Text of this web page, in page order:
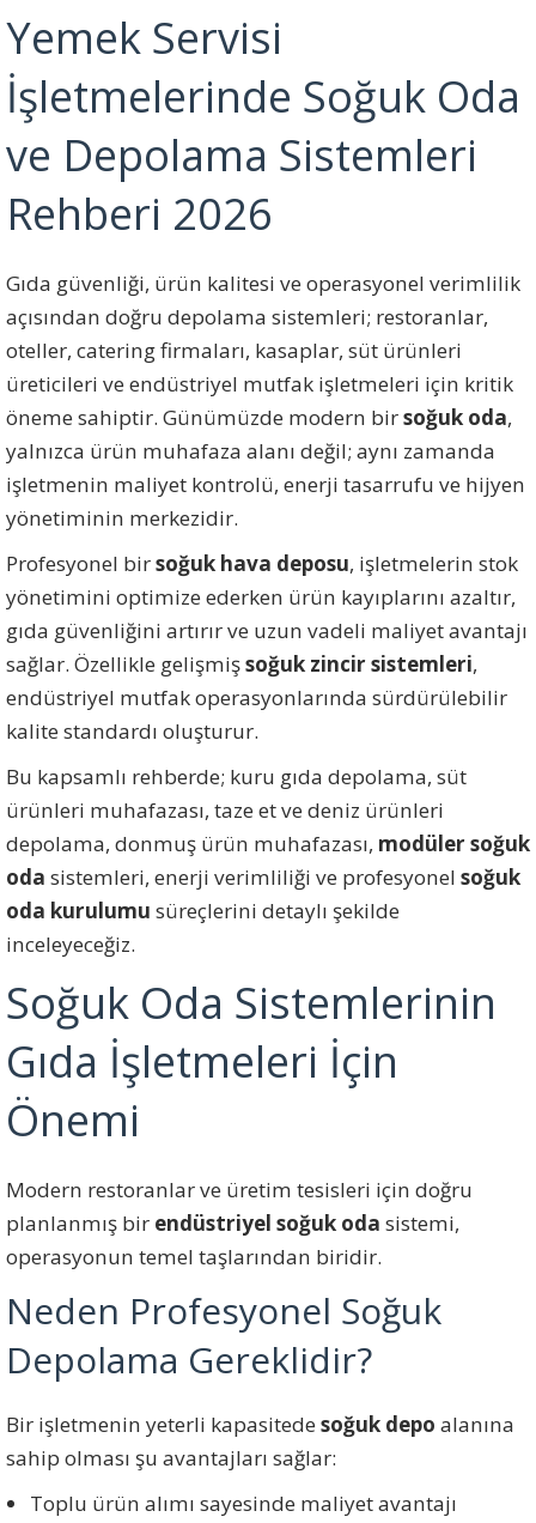
Yemek Servisi
İşletmelerinde Soğuk Oda
ve Depolama Sistemleri
Rehberi 2026
Gıda güvenliği, ürün kalitesi ve operasyonel verimlilik
açısından doğru depolama sistemleri; restoranlar,
oteller, catering firmaları, kasaplar, süt ürünleri
üreticileri ve endüstriyel mutfak işletmeleri için kritik
öneme sahiptir. Günümüzde modern birsoğuk oda,
yalnızca ürün muhafaza alanı değil; aynı zamanda
işletmenin maliyet kontrolü, enerji tasarrufu ve hijyen
yönetiminin merkezidir.
Profesyonel birsoğuk hava deposu, işletmelerin stok
yönetimini optimize ederken ürün kayıplarını azaltır,
gıda güvenliğini artırır ve uzun vadeli maliyet avantajı
sağlar. Özellikle gelişmişsoğuk zincir sistemleri,
endüstriyel mutfak operasyonlarında sürdürülebilir
kalite standardı oluşturur.
Bu kapsamlı rehberde; kuru gıda depolama, süt
ürünleri muhafazası, taze et ve deniz ürünleri
depolama, donmuş ürün muhafazası, modüler soğuk
oda sistemleri, enerji verimliliği ve profesyonel soğuk
oda kurulumu süreçlerini detaylı şekilde
inceleyeceğiz.
Soğuk Oda Sistemlerinin
Gıda İşletmeleri İçin
Önemi
Modern restoranlar ve üretim tesisleri için doğru
planlanmış bir endüstriyel soğuk oda sistemi,
operasyonun temel taşlarından biridir.
Neden Profesyonel Soğuk
Depolama Gereklidir?
Bir işletmenin yeterli kapasitedesoğuk depo alanına
sahip olması şu avantajları sağlar:
Toplu ürün alımı sayesinde maliyet avantajı